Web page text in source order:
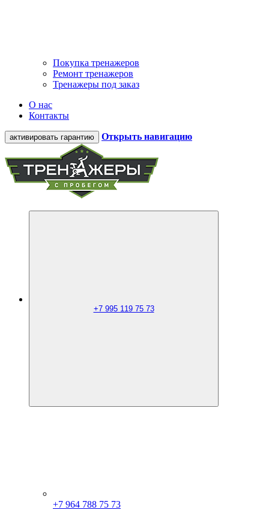
Покупка тренажеров
Ремонт тренажеров
Тренажеры под заказ
О нас
Контакты
активировать гарантию Открыть навигацию
+7 995 119 75 73
+7 964 788 75 73